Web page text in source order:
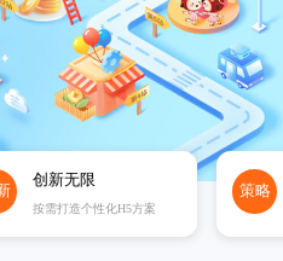
创新无限
按需打造个性化H5方案
策略